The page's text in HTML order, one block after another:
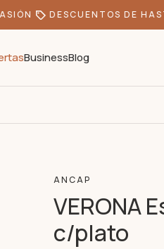
DESCUENTOS DE
BusinessBlog
ANCAP
VERONA
c/plato